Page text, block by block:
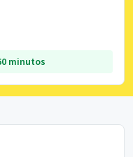
minutos